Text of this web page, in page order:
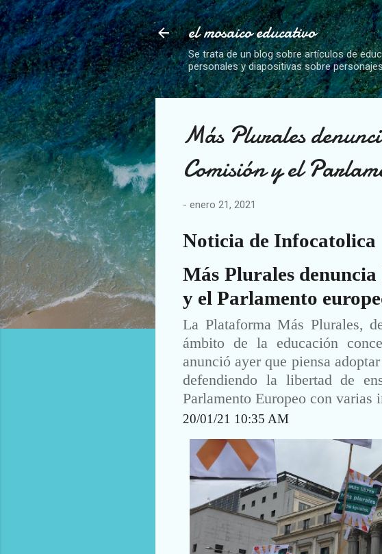
el mosaico educativo
Se trata de un blog sobre artículos de
personales y diapositivas sobre
Más Plurales
Comisión y el
- enero 21, 2021
Noticia de Infocatolica
Más Plurales
y el Parlamento
La Plataforma Más Plurales,
ámbito de la educación
anunció ayer que piensa
defendiendo la libertad de
Parlamento Europeo con varias
20/01/21 10:35 AM